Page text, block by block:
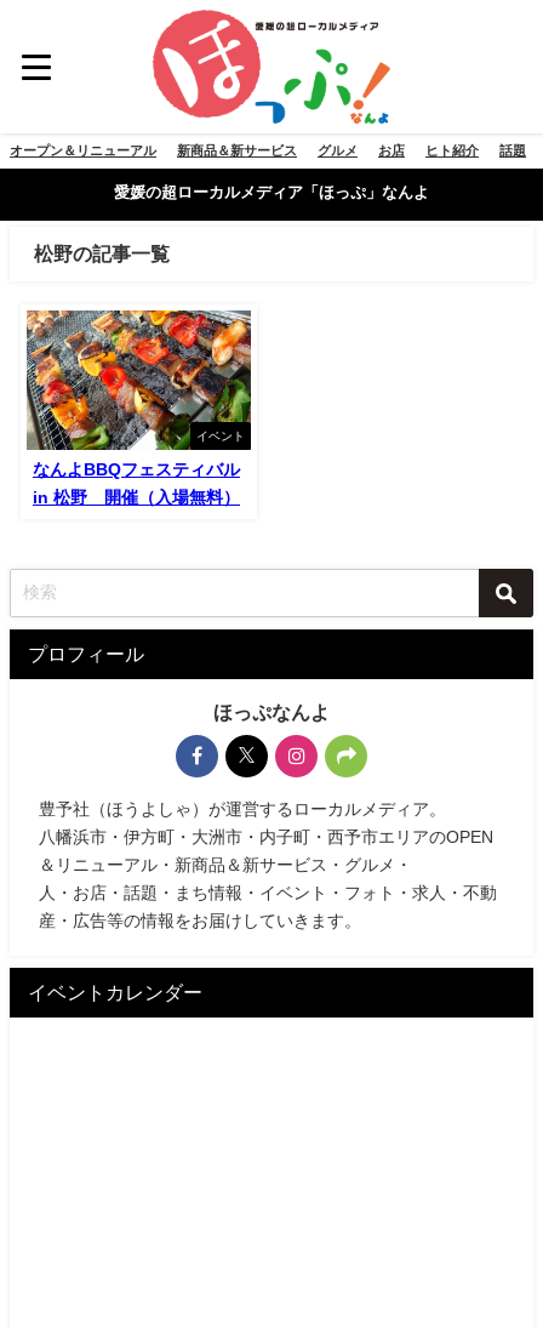
オープン＆リニューアル 新商品＆新サービス グルメ お店 ヒト紹介 話題
愛媛の超ローカルメディア「ほっぷ」なんよ
松野の記事一覧
イベント
なんよBBQフェスティバル
in 松野 開催（入場無料）
プロフィール
ほっぷなんよ
豊予社（ほうよしゃ）が運営するローカルメディア。
八幡浜市・伊方町・大洲市・内子町・西予市エリアのOPEN
＆リニューアル・新商品＆新サービス・グルメ・
人・お店・話題・まち情報・イベント・フォト・求人・不動
産・広告等の情報をお届けしていきます。
イベントカレンダー